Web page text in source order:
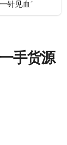
针见血”
手货源